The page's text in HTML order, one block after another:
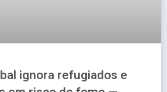
ignora refugiados e